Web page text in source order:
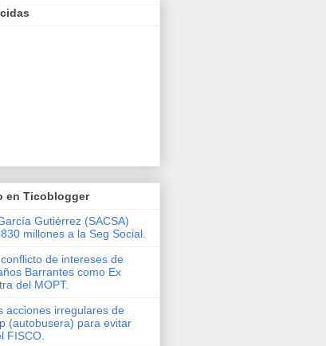
en Ticoblogger
Gutiérrez (SACSA)
millones a la Seg Social.
de intereses de
Barrantes como Ex
del MOPT.
acciones irregulares de
(autobusera) para evitar
FISCO.